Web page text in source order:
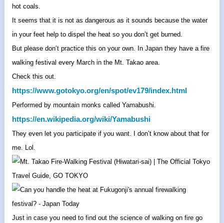
hot coals.
It seems that it is not as dangerous as it sounds because the water
in your feet help to dispel the heat so you don’t get burned.
But please don’t practice this on your own. In Japan they have a fire
walking festival every March in the Mt. Takao area.
Check this out.
https://www.gotokyo.org/en/spot/ev179/index.html
Performed by mountain monks called Yamabushi.
https://en.wikipedia.org/wiki/Yamabushi
They even let you participate if you want. I don’t know about that for
me. Lol.
Just in case you need to find out the science of walking on fire go